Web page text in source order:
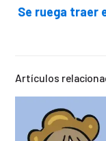
Se ruega traer
Artículos